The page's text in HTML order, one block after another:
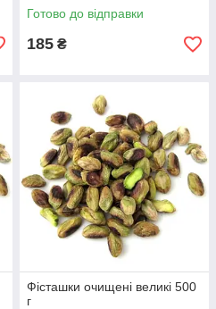
Готово до відправки
185 ₴
Фісташки очищені великі 500
г